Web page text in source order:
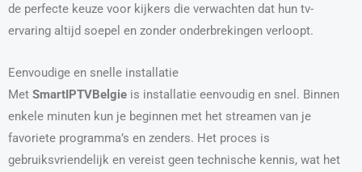
de perfecte keuze voor kijkers die verwachten dat hun tv-
ervaring altijd soepel en zonder onderbrekingen verloopt.
Eenvoudige en snelle installatie
Met SmartIPTVBelgie is installatie eenvoudig en snel. Binnen
enkele minuten kun je beginnen met het streamen van je
favoriete programma’s en zenders. Het proces is
gebruiksvriendelijk en vereist geen technische kennis, wat het